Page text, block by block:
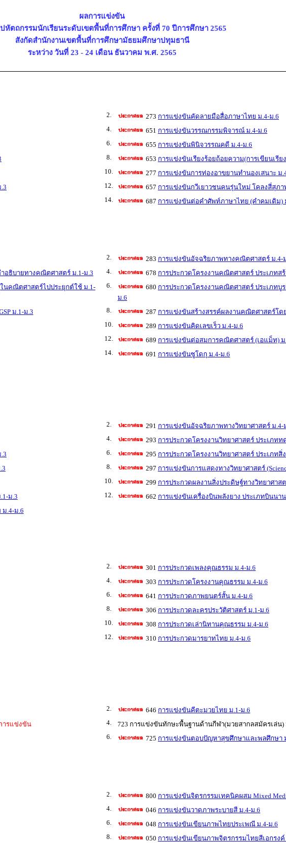
ผลการแข่งขัน
หัตถกรรมนักเรียนระดับเขตพื้นที่การศึกษา ครั้งที่ 70 ปีการศึกษา 2565
สังกัดสำนักงานเขตพื้นที่การศึกษามัธยมศึกษาปทุมธานี
ระหว่าง วันที่ 23 - 24 เดือน ธันวาคม พ.ศ. 2565
2. 273 การแข่งขันคัดลายมือสื่อภาษาไทย ม.4-ม.6
4. 651 การแข่งขันวรรณกรรมพิจารณ์ ม.4-ม.6
6. 655 การแข่งขันพินิจวรรณคดี ม.4-ม.6
8. 653 การแข่งขันเรียงร้อยถ้อยความ(การเขียนเรีย
10. 277 การแข่งขันการท่องอาขยานทำนองเสนาะ ม
12. 657 การแข่งขันกวีเยาวชนคนรุ่นใหม่ โคลงสี่สุภา
14. 687 การแข่งขันต่อคำศัพท์ภาษาไทย (คำคมเดิม)
2. 283 การแข่งขันอัจฉริยภาพทางคณิตศาสตร์ ม.4-
อธิบายทางคณิตศาสตร์ ม.1-ม.3 4. 678 การประกวดโครงงานคณิตศาสตร์ ประเภท
นคณิตศาสตร์ไปประยุกต์ใช้ ม.1-
6. 680 การประกวดโครงงานคณิตศาสตร์ ประเภท
ม.6
ม.1-ม.3 8. 287 การแข่งขันสร้างสรรค์ผลงานคณิตศาสตร์โดย
10. 289 การแข่งขันคิดเลขเร็ว ม.4-ม.6
12. 689 การแข่งขันต่อสมการคณิตศาสตร์ (เอแม็ท) ม
14. 691 การแข่งขันซูโดกุ ม.4-ม.6
2. 291 การแข่งขันอัจฉริยภาพทางวิทยาศาสตร์ ม.4-
4. 293 การประกวดโครงงานวิทยาศาสตร์ ประเภทท
6. 295 การประกวดโครงงานวิทยาศาสตร์ ประเภทสิ่
8. 297 การแข่งขันการแสดงทางวิทยาศาสตร์
10. 299 การประกวดผลงานสิ่งประดิษฐ์ทางวิทยาศาส
ม.3 12. 662 การแข่งขันเครื่องบินพลังยาง ประเภทบินนา
.4-ม.6
2. 301 การประกวดเพลงคุณธรรม ม.4-ม.6
4. 303 การประกวดโครงงานคุณธรรม ม.4-ม.6
6. 641 การประกวดภาพยนตร์สั้น ม.4-ม.6
8. 306 การประกวดละครประวัติศาสตร์ ม.1-ม.6
10. 308 การประกวดเล่านิทานคุณธรรม ม.4-ม.6
12. 310 การประกวดมารยาทไทย ม.4-ม.6
2. 646 การแข่งขันคีตะมวยไทย ม.1-ม.6
ารแข่งขัน 4. 723 การแข่งขันทักษะพื้นฐานด้านกีฬา(มวยสากลสมัครเล่น)
6. 725 การแข่งขันตอบปัญหาสุขศึกษาและพลศึกษา
2. 800 การแข่งขันจิตรกรรมเทคนิคผสม Mixed
4. 046 การแข่งขันวาดภาพระบายสี ม.4-ม.6
6. 048 การแข่งขันเขียนภาพไทยประเพณี ม.4-ม.6
8. 050 การแข่งขันเขียนภาพจิตรกรรมไทยสีเอกรงค์